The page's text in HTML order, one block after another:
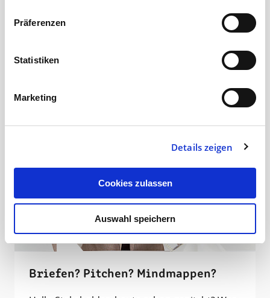
Präferenzen
Statistiken
Marketing
Details zeigen
Cookies zulassen
Auswahl speichern
BCM 2018 – Content Marketing Kongress &
Briefen? Pitchen? Mindmappen?